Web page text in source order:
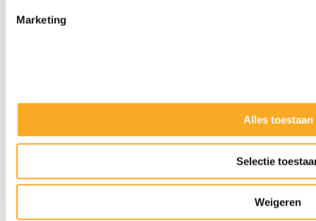
Marketing
Alles toestaan
Selectie
Weigeren
Slijpkappen